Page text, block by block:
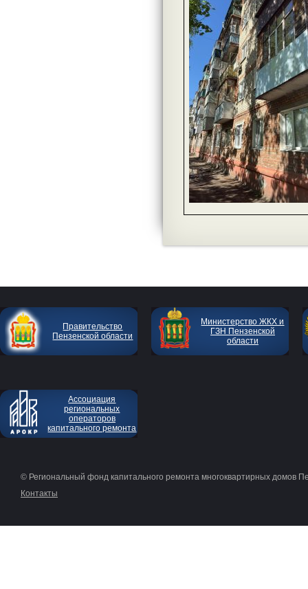
Правительство
Пензенской области
Министерство ЖКХ и
ГЗН Пензенской
области
Ассоциация
региональных
операторов
капитального ремонта
© Региональный фонд капитального ремонта многоквартирных домов
Контакты